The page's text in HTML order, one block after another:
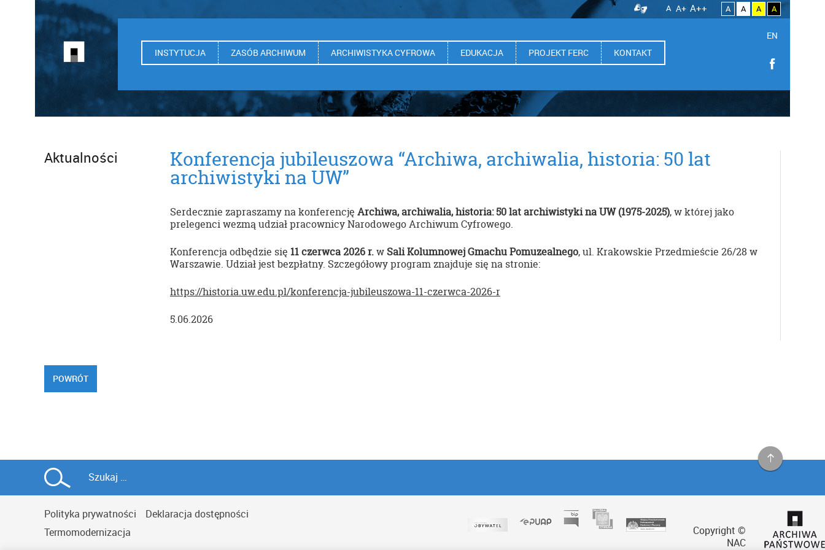
A A+ A++ A A A A
INSTYTUCJA ZASÓB ARCHIWUM ARCHIWISTYKA CYFROWA EDUKACJA PROJEKT FERC KONTAKT
EN
Aktualności Konferencja jubileuszowa “Archiwa, archiwalia, historia: 50 lat
archiwistyki na UW”
Serdecznie zapraszamy na konferencję Archiwa, archiwalia, historia: 50 lat archiwistyki na UW (1975-2025), w której jako
prelegenci wezmą udział pracownicy Narodowego Archiwum Cyfrowego.
Konferencja odbędzie się 11 czerwca 2026 r.w Sali Kolumnowej Gmachu Pomuzealnego, ul. Krakowskie Przedmieście 26/28 w
Warszawie. Udział jest bezpłatny. Szczegółowy program znajduje się na stronie:
https://historia.uw.edu.pl/konferencja-jubileuszowa-11-czerwca-2026-r
5.06.2026
POWRÓT
Polityka prywatności
Deklaracja dostępności
Termomodernizacja
Copyright ©
NAC